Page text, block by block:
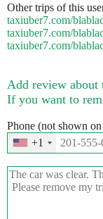
Other trips of this
taxiuber7.com/
taxiuber7.com/
taxiuber7.com/
Add review about
If you want to
Phone (not shown
+1